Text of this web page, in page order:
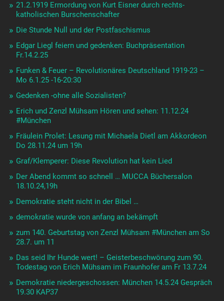
21.2.1919 Ermordung von Kurt Eisner durch rechts-
katholischen Burschenschafter
Die Stunde Null und der Postfaschismus
Edgar Liegl feiern und gedenken: Buchpräsentation
Fr.14.2.25
Funken & Feuer – Revolutionäres Deutschland 1919-23 –
Mo 6.1.25 -16-20:30
Gedenken -ohne alle Sozialisten?
Erich und Zenzl Mühsam Hören und sehen: 11.12.24
#München
Fräulein Prolet: Lesung mit Michaela Dietl am Akkordeon
Do 28.11.24 um 19h
Graf/Klemperer: Diese Revolution hat kein Lied
Der Abend kommt so schnell … MUCCA Büchersalon
18.10.24,19h
Demokratie steht nicht in der Bibel …
demokratie wurde von anfang an bekämpft
zum 140. Geburtstag von Zenzl Mühsam #München am So
28.7. um 11
Das seid Ihr Hunde wert! – Geisterbeschwörung zum 90.
Todestag von Erich Mühsam im Fraunhofer am Fr 13.7.24
Demokratie niedergeschossen: München 14.5.24 Gespräch
19.30 KAP37